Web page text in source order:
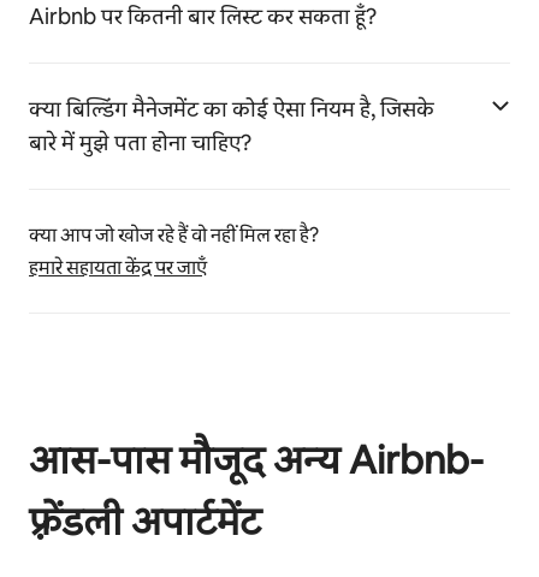
Airbnb पर कितनी बार लिस्ट कर सकता हूँ?
क्या बिल्डिंग मैनेजमेंट का कोई ऐसा नियम है, जिसके
बारे में मुझे पता होना चाहिए?
क्या आप जो खोज रहे हैं वो नहीं मिल रहा है?
हमारे सहायता केंद्र पर जाएँ
आस-पास मौजूद अन्य Airbnb-
फ़्रेंडली अपार्टमेंट